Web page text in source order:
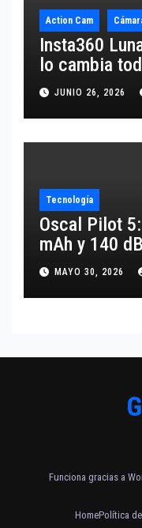
Action Cam
Insta360
lo cambia
JUNIO 26, 2026
Tecnología
Oscal Pilot
mAh y 140
MAYO 30, 2026
Funciona gracias a
HomePolítica